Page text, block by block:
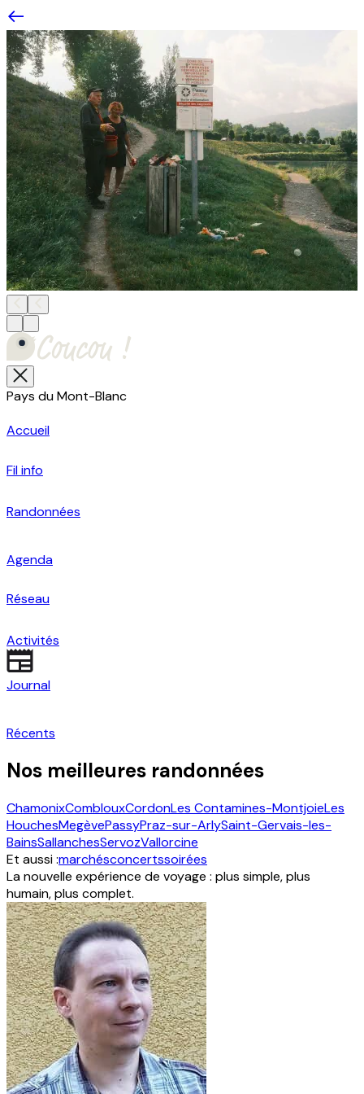
Pays du Mont-Blanc
Accueil
Fil info
Randonnées
Agenda
Réseau
Activités
Journal
Récents
Nos meilleures randonnées
ChamonixComblouxCordonLes Contamines-MontjoieLes
HouchesMegèvePassyPraz-sur-ArlySaint-Gervais-les-
BainsSallanchesServozVallorcine
Et aussi :marchésconcertssoirées
La nouvelle expérience de voyage : plus simple, plus
humain, plus complet.